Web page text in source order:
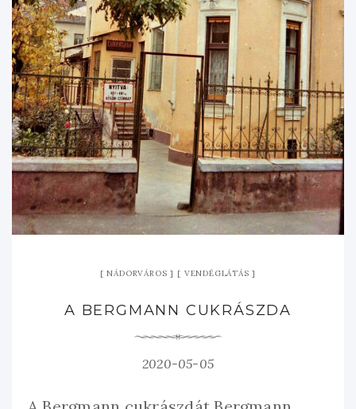
NÁDORVÁROS VENDÉGLÁTÁS
A BERGMANN CUKRÁSZDA
2020-05-05